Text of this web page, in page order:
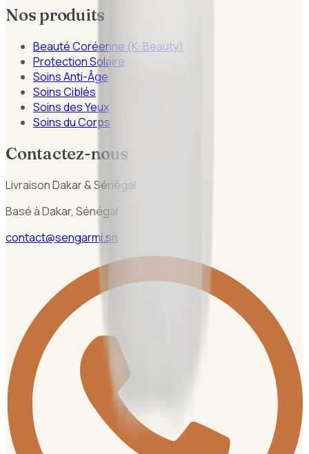
Nos produits
Beauté Coréenne (K-Beauty)
Protection Solaire
Soins Anti-Âge
Soins Ciblés
Soins des Yeux
Soins du Corps
Contactez-nous
Livraison Dakar & Sénégal
Basé à Dakar, Sénégal
contact@sengarmi.sn